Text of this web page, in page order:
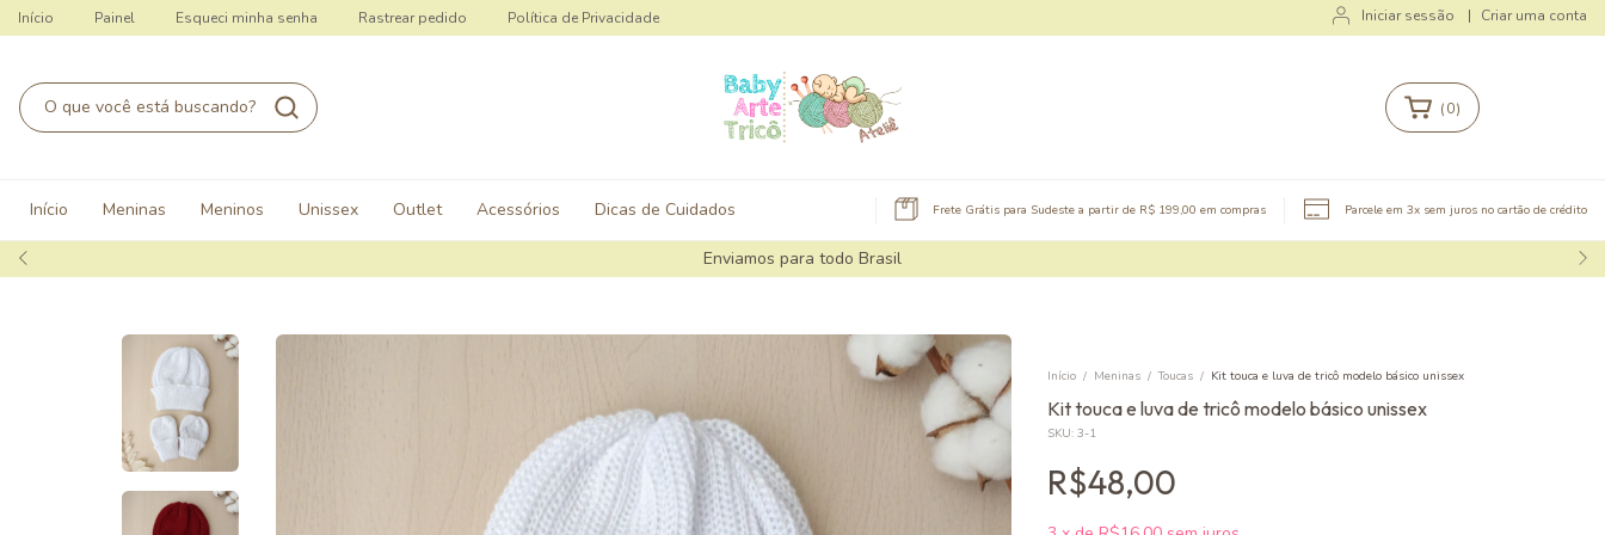
Início Painel Esqueci minha senha Rastrear pedido Política de Privacidade Iniciar sessão | Criar uma conta
Enviamos para todo Brasil
(0)
Início Meninas Meninos Unissex Outlet Acessórios Dicas de Cuidados Frete Grátis para Sudeste a partir de R$ 199,00 em compras Parcele em 3x sem juros no cartão de crédito
Início / Meninas / Toucas / Kit touca e luva de tricô modelo básico unissex
Kit touca e luva de tricô modelo básico unissex
SKU: 3-1
R$48,00